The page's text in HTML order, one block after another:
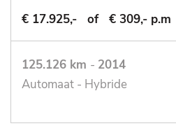
€ 17.925,-
of € 309,- p.m
125.126 km - 2014
Automaat - Hybride